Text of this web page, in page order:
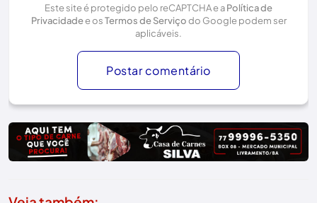
Este site é protegido pelo reCAPTCHA e aPolítica de
Privacidadee osTermos de Serviçodo Google podem ser
aplicáveis.
Postar comentário